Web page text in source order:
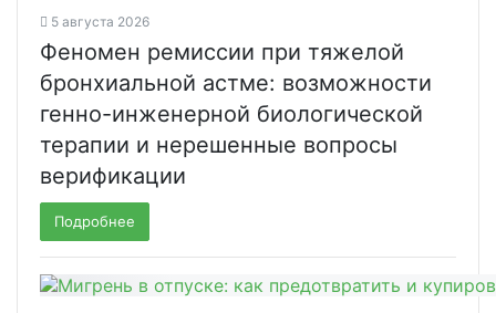
5 августа 2026
Феномен ремиссии при тяжелой
бронхиальной астме: возможности
генно-инженерной биологической
терапии и нерешенные вопросы
верификации
Подробнее